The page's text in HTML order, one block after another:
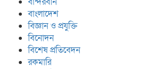
বাংলাদেশ
বিজ্ঞান ও প্রযুক্তি
বিনোদন
বিশেষ প্রতিবেদন
রকমারি